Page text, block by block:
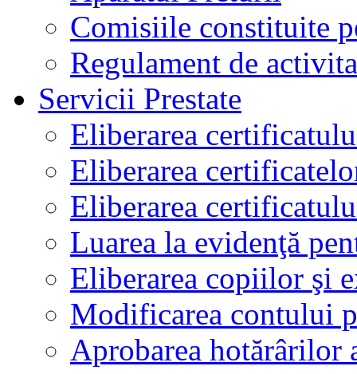
Comisiile constituite
Regulament de
Servicii Prestate
Eliberarea
Eliberarea
Eliberarea
Luarea la evidenţă
Eliberarea copiilor şi
Modificarea contului
Aprobarea hotărârilor